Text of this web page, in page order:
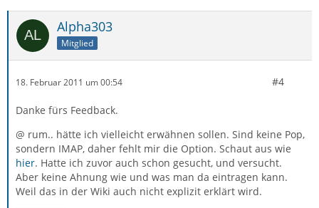
Alpha303
Mitglied
18. Februar 2011 um 00:54 #4
Danke fürs Feedback.
@ rum.. hätte ich vielleicht erwähnen sollen. Sind keine Pop,
sondern IMAP, daher fehlt mir die Option. Schaut aus wie
hier. Hatte ich zuvor auch schon gesucht, und versucht.
Aber keine Ahnung wie und was man da eintragen kann.
Weil das in der Wiki auch nicht explizit erklärt wird.